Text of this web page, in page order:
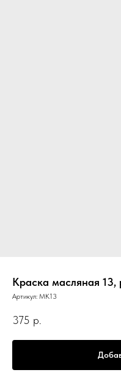
Краска масляная 13,
Артикул: МК13
375 р.